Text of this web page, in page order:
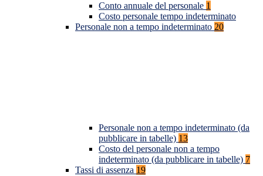
Conto annuale del personale 1
Costo personale tempo indeterminato
Personale non a tempo indeterminato 20
Personale non a tempo indeterminato (da
pubblicare in tabelle) 13
Costo del personale non a tempo
indeterminato (da pubblicare in tabelle) 7
Tassi di assenza 19